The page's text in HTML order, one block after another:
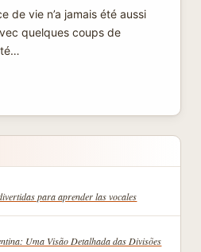
de vie n’a jamais été aussi
quelques coups de
para aprender las vocales
Uma Visão Detalhada das Divisões